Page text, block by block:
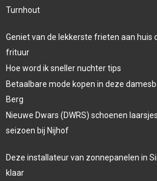
Turnhout
Geniet van de lekkerste frieten aan huis
frituur
Hoe word ik sneller nuchter tips
Betaalbare mode kopen in deze
Berg
Nieuwe Dwars (DWRS) schoenen
seizoen bij Nijhof
Deze installateur van zonnepanelen in
klaar